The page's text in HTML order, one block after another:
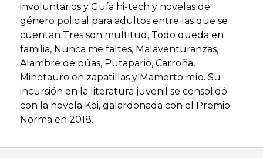
involuntarios y Guía hi-tech y novelas de
género policial para adultos entre las que se
cuentan Tres son multitud, Todo queda en
familia, Nunca me faltes, Malaventuranzas,
Alambre de púas, Putaparió, Carroña,
Minotauro en zapatillas y Mamerto mío. Su
incursión en la literatura juvenil se consolidó
con la novela Koi, galardonada con el Premio
Norma en 2018.